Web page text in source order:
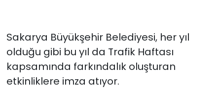
Sakarya Büyükşehir Belediyesi, her yıl
olduğu gibi bu yıl da Trafik Haftası
kapsamında farkındalık oluşturan
etkinliklere imza atıyor.